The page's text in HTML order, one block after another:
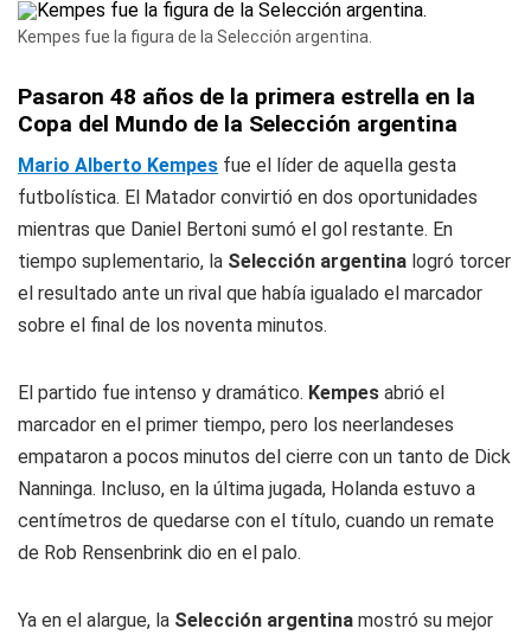
Kempes fue la figura de la Selección argentina.
Pasaron 48 años de la primera estrella en la
Copa del Mundo de la Selección argentina
Mario Alberto Kempes fue el líder de aquella gesta
futbolística. El Matador convirtió en dos oportunidades
mientras que Daniel Bertoni sumó el gol restante. En
tiempo suplementario, la Selección argentina logró torcer
el resultado ante un rival que había igualado el marcador
sobre el final de los noventa minutos.
El partido fue intenso y dramático. Kempes abrió el
marcador en el primer tiempo, pero los neerlandeses
empataron a pocos minutos del cierre con un tanto de Dick
Nanninga. Incluso, en la última jugada, Holanda estuvo a
centímetros de quedarse con el título, cuando un remate
de Rob Rensenbrink dio en el palo.
Ya en el alargue, la Selección argentina mostró su mejor